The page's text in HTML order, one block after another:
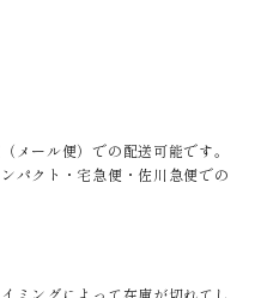
メール便）での配送可能です。
パクト・宅急便・佐川急便での
ミングによって在庫が切れてし